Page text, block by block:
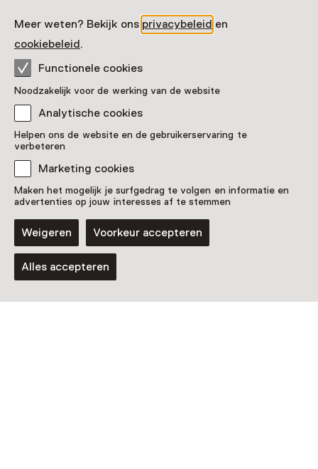
Meer weten? Bekijk ons privacybeleid en
cookiebeleid.
Functionele cookies
Noodzakelijk voor de werking van de website
Analytische cookies
Helpen ons de website en de gebruikerservaring te
verbeteren
Marketing cookies
Maken het mogelijk je surfgedrag te volgen en informatie en
advertenties op jouw interesses af te stemmen
Weigeren Voorkeur accepteren
Alles accepteren
MuseumwinkelRolstoeltoegankelijk
Meer informatie op de museumsite
Nog meer ontdekken